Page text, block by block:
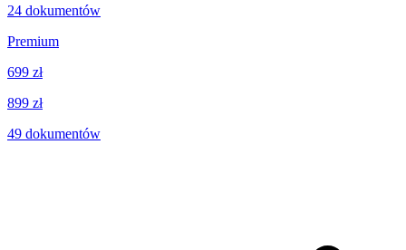
24 dokumentów
Premium
699 zł
899 zł
49 dokumentów